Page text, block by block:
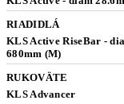
RIADIDLÁ
KLS Active RiseBar -
680mm (M)
RUKOVÄTE
KLS Advancer